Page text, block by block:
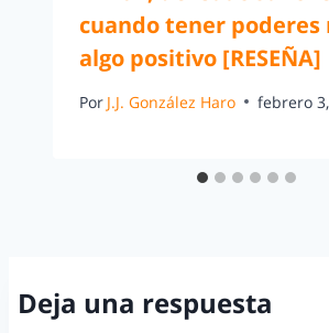
cuando tener poderes
algo positivo [RESEÑA]
Por J.J. González Haro febrero
Deja una respuesta